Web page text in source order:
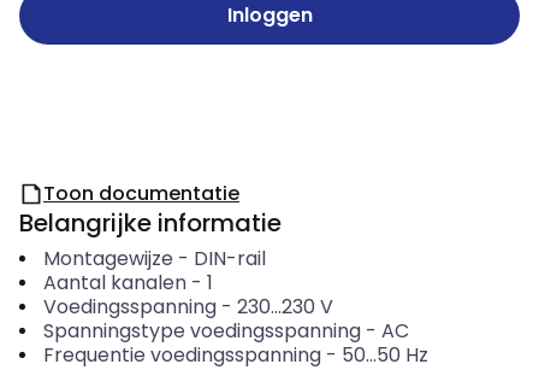
Inloggen
Toon documentatie
Belangrijke informatie
Montagewijze - DIN-rail
Aantal kanalen- 1
Voedingsspanning- 230...230 V
Spanningstype voedingsspanning- AC
Frequentie voedingsspanning- 50...50 Hz